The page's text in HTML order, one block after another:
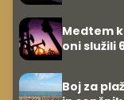
Medtem
oni služili
Boj za